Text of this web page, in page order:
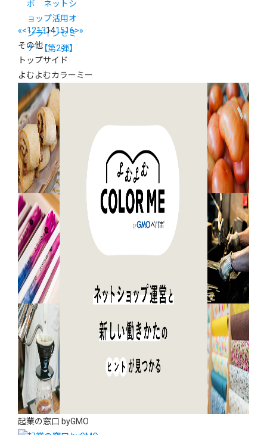
ボ ネットシ
ョップ活用オ
ンラインセミ
ナー【第2弾】
«<1213141516>»
その他
トップサイド
よむよむカラーミー
起業の窓口 byGMO